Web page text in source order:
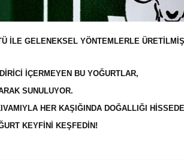
ILE GELENEKSEL YÖNTEMLERLE
IÇERMEYEN BU YOĞURTLAR,
SUNULUYOR.
HER KAŞIĞINDA DOĞALLIĞI
KEYFINI KEŞFEDIN!